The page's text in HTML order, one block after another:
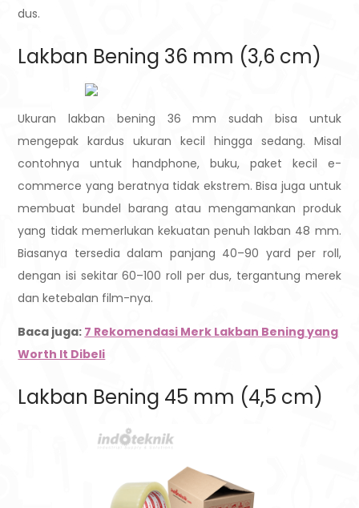
dus.
Lakban Bening 36 mm (3,6 cm)
Ukuran lakban bening 36 mm sudah bisa untuk
mengepak kardus ukuran kecil hingga sedang. Misal
contohnya untuk handphone, buku, paket kecil e-
commerce yang beratnya tidak ekstrem. Bisa juga untuk
membuat bundel barang atau mengamankan produk
yang tidak memerlukan kekuatan penuh lakban 48 mm.
Biasanya tersedia dalam panjang 40–90 yard per roll,
dengan isi sekitar 60–100 roll per dus, tergantung merek
dan ketebalan film-nya.
Baca juga: 7 Rekomendasi Merk Lakban Bening yang
Worth It Dibeli
Lakban Bening 45 mm (4,5 cm)